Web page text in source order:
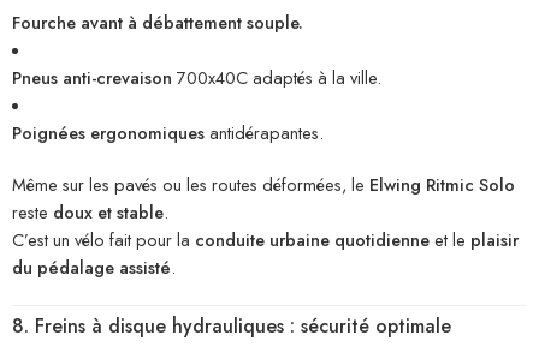
Fourche avant à débattement souple.
Pneus anti-crevaison 700x40C adaptés à la ville.
Poignées ergonomiquesantidérapantes.
Même sur les pavés ou les routes déformées, le Elwing Ritmic Solo
reste doux et stable.
C’est un vélo fait pour la conduite urbaine quotidienneet le plaisir
du pédalage assisté.
8. Freins à disque hydrauliques : sécurité optimale